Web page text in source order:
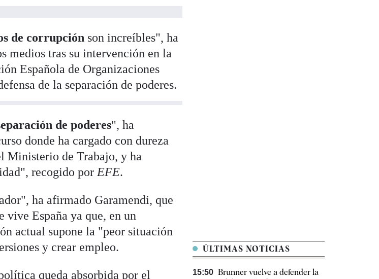
de corrupción son increíbles", ha
medios tras su intervención en la
Española de Organizaciones
de la separación de poderes.
de poderes", ha
donde ha cargado con dureza
Ministerio de Trabajo, y ha
recogido por EFE.
ha afirmado Garamendi, que
vive España ya que, en un
actual supone la "peor situación
y crear empleo.
queda absorbida por el
ÚLTIMAS NOTICIAS
15:50 Brunner vuelve a defender la